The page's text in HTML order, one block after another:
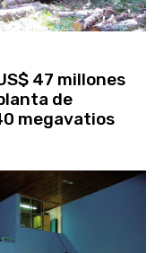
47 millones
de
megavatios